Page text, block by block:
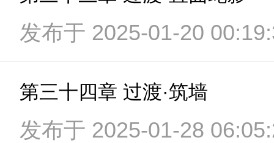
发布于 2025-01-20
第三十四章 过渡·筑墙
发布于 2025-01-28